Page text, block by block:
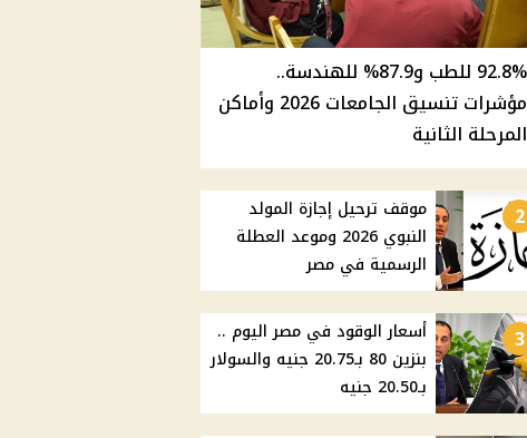
92.8% للطب و87.9% للهندسة..
مؤشرات تنسيق الجامعات 2026 وأماكن
المرحلة الثانية
2
موقف ترحيل إجازة المولد
النبوي 2026 وموعد العطلة
الرسمية في مصر
3
أسعار الوقود في مصر اليوم ..
بنزين 80 بـ20.75 جنيه والسولار
بـ20.50 جنيه